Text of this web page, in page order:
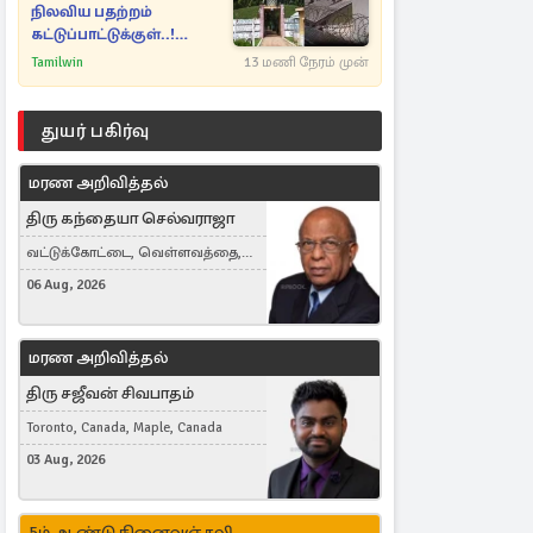
நிலவிய பதற்றம்
கட்டுப்பாட்டுக்குள்..!
அதிரடியாக களமிறங்கிய
Tamilwin 13 மணி நேரம் முன்
துயர் பகிர்வு
மரண அறிவித்தல்
திரு கந்தையா செல்வராஜா
வட்டுக்கோட்டை, வெள்ளவத்தை,
Toronto, Canada
06 Aug, 2026
மரண அறிவித்தல்
திரு சஜீவன் சிவபாதம்
Toronto, Canada, Maple, Canada
03 Aug, 2026